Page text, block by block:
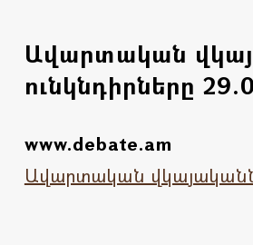
Ավարտական
ունկնդիրները
www.debate.am
Ավարտական